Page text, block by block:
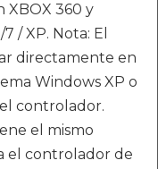
360 y
/ XP. Nota: El
directamente en
Windows XP o
controlador.
el mismo
el controlador de